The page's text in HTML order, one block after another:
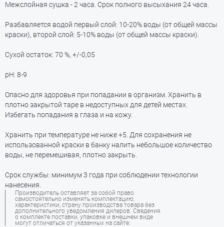
Межслойная сушка - 2 часа. Срок полного высыхания 24 часа.
Разбавляется водой первый слой: 10-20% воды (от общей массы
краски), второй слой: 5-10% воды (от общей массы краски).
Сухой остаток: 70 %, +/-0,05
рН: 8-9
Опасно для здоровья при попадании в организм. Хранить в
плотно закрытой таре в недоступных для детей местах.
Избегать попадания в глаза и на кожу.
Хранить при температуре не ниже +5. Для сохранения не
использованной краски в банку налить небольшое количество
воды, не перемешивая, плотно закрыть.
Срок службы: минимум 3 года при соблюдении технологии
нанесения.
Производитель оставляет за собой право
самостоятельно изменять комплектацию,
характеристики, страну производства товара без
дополнительного уведомления дилеров. Сведения
о комплекте поставки, упаковке и внешнем виде
могут отличаться от указанных на сайте.